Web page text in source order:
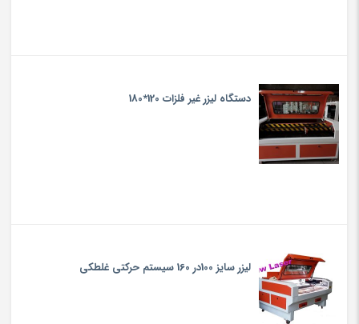
دستگاه لیزر غیر فلزات 120*180
لیزر سایز 100در 160 سیستم حرکتی غلطکی